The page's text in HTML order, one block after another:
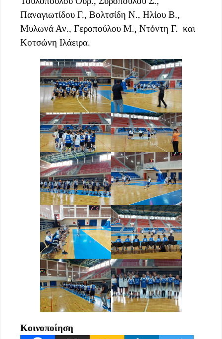
Παναγιωτίδου Γ., Βολτσίδη Ν., Ηλίου Β.,
Μυλωνά Αν., Γεροπούλου Μ., Ντόντη Γ. και
Κοτσώνη Ιλάειρα.
Κοινοποίηση